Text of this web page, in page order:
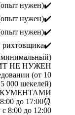
✔️АВТОМЕХАНИК (опыт нужен)
✔️РИХТОВЩИК (опыт нужен)
✔️МАЛЯР (опыт нужен)
НЕ НУЖЕН
(от 10
000 шекелей)
⏰Часы работы с 8:00 до 17:00
8:00 до 12:00